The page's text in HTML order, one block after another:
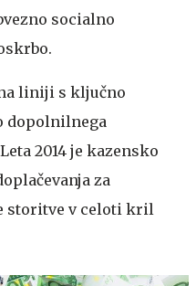
socialno
liniji s ključno
dopolnilnega
2014 je kazensko
za
storitve v celoti kril